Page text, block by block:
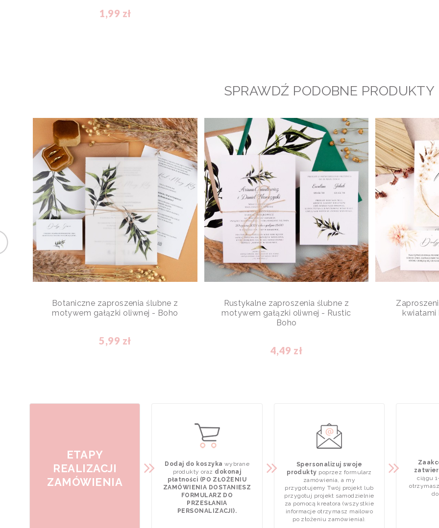
1,99 zł
SPRAWDŹ PODOBNE PRODUKTY
Botaniczne zaproszenia ślubne z
motywem gałązki oliwnej - Boho
5,99 zł
Rustykalne zaproszenia ślubne z
motywem gałązki oliwnej - Rustic
Boho
4,49 zł
ETAPY
REALIZACJI
ZAMÓWIENIA
Dodaj do koszyka wybrane
produkty oraz dokonaj
płatności (PO ZŁOŻENIU
ZAMÓWIENIA DOSTANIESZ
FORMULARZ DO
PRZESŁANIA
PERSONALIZACJI).
Spersonalizuj swoje
produkty poprzez formularz
zamówienia, a my
przygotujemy Twój projekt lub
przygotuj projekt samodzielnie
za pomocą kreatora (wszystkie
informacje otrzymasz mailowo
po złożeniu zamówienia).
ciągu